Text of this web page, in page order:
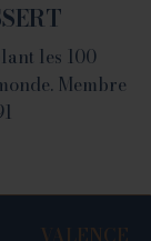
les 100
Membre